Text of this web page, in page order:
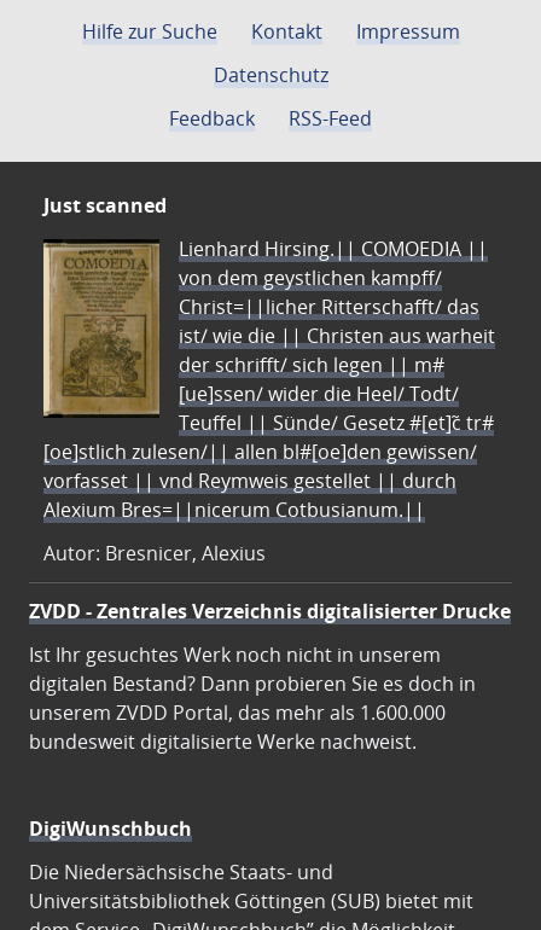
Hilfe zur Suche Kontakt
Impressum
Datenschutz
Feedback
RSS-Feed
Just scanned
Lienhard Hirsing.|| COMOEDIA ||
von dem geystlichen kampff/
Christ=||licher Ritterschafft/ das
ist/ wie die || Christen aus warheit
der schrifft/ sich legen || m#
[ue]ssen/ wider die Heel/ Todt/
Teuffel || Sünde/ Gesetz #[et]c̃ tr#
[oe]stlich zulesen/|| allen bl#[oe]den gewissen/
vorfasset || vnd Reymweis gestellet || durch
Alexium Bres=||nicerum Cotbusianum.||
Autor: Bresnicer, Alexius
ZVDD - Zentrales Verzeichnis digitalisierter Drucke
Ist Ihr gesuchtes Werk noch nicht in unserem
digitalen Bestand? Dann probieren Sie es doch in
unserem ZVDD Portal, das mehr als 1.600.000
bundesweit digitalisierte Werke nachweist.
DigiWunschbuch
Die Niedersächsische Staats- und
Universitätsbibliothek Göttingen (SUB) bietet mit